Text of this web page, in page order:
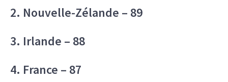
2. Nouvelle-Zélande – 89
3. Irlande – 88
4. France – 87